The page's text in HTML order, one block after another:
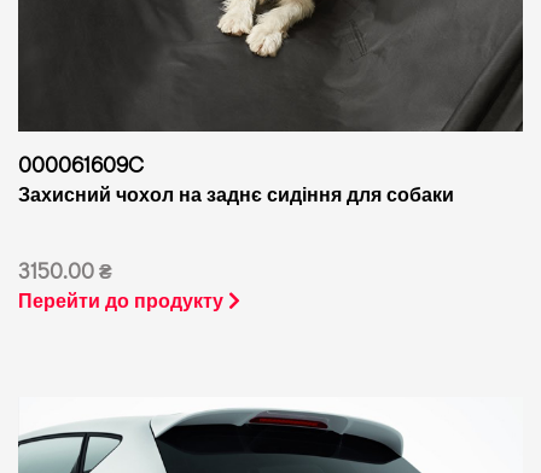
000061609C
Захисний чохол на заднє сидіння для собаки
3150.00 ₴
Перейти до продукту